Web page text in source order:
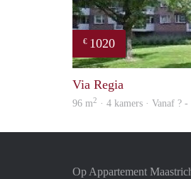
€ 1020
Via Regia
96 m2 · 4 kamers · Vanaf ?
Op Appartement